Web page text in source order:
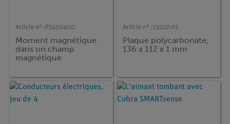
Article n° : P2430400
Moment magnétique
dans un champ
magnétique
Article n° :13027-05
Plaque polycarbonate,
136 x 112 x 1 mm